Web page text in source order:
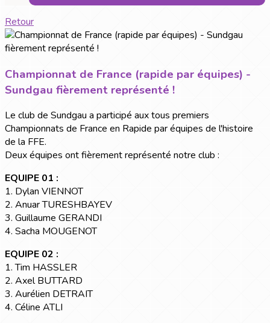
Retour
Championnat de France (rapide par équipes) -
Sundgau fièrement représenté !
Le club de Sundgau a participé aux tous premiers
Championnats de France en Rapide par équipes de l'histoire
de la FFE.
Deux équipes ont fièrement représenté notre club :
EQUIPE 01 :
1. Dylan VIENNOT
2. Anuar TURESHBAYEV
3. Guillaume GERANDI
4. Sacha MOUGENOT
EQUIPE 02 :
1. Tim HASSLER
2. Axel BUTTARD
3. Aurélien DETRAIT
4. Céline ATLI